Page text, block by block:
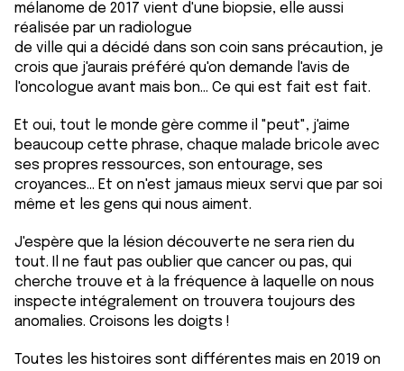
mélanome de 2017 vient d'une biopsie, elle aussi
réalisée par un radiologue
de ville qui a décidé dans son coin sans précaution, je
crois que j'aurais préféré qu'on demande l'avis de
l'oncologue avant mais bon... Ce qui est fait est fait.
Et oui, tout le monde gère comme il "peut", j'aime
beaucoup cette phrase, chaque malade bricole avec
ses propres ressources, son entourage, ses
croyances... Et on n'est jamaus mieux servi que par soi
même et les gens qui nous aiment.
J'espère que la lésion découverte ne sera rien du
tout. Il ne faut pas oublier que cancer ou pas, qui
cherche trouve et à la fréquence à laquelle on nous
inspecte intégralement on trouvera toujours des
anomalies. Croisons les doigts !
Toutes les histoires sont différentes mais en 2019 on